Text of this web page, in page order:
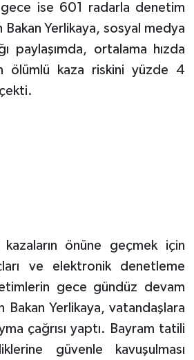
ise 601 radarla denetim
Bakan Yerlikaya, sosyal medya
paylaşımda, ortalama hızda
ölümlü kaza riskini yüzde 4
kazaların önüne geçmek için
ve elektronik denetleme
gece gündüz devam
Yerlikaya, vatandaşlara
çağrısı yaptı. Bayram tatili
güvenle kavuşulması